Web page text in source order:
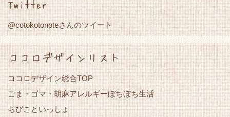
Twitter
@cotokotonoteさんのツイート
ココロデザインリスト
ココロデザイン総合TOP
ごま・ゴマ・胡麻アレルギーぼちぼち生活
ちびこといっしょ